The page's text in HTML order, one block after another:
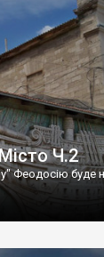
Ч.2
Феодосію буде